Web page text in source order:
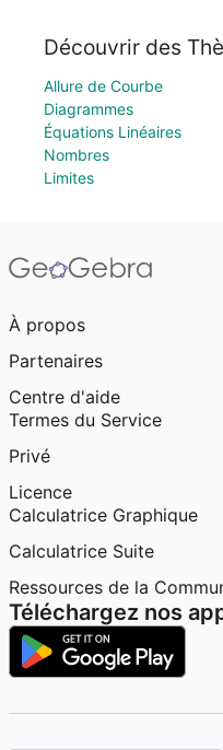
Découvrir des
Allure de Courbe
Diagrammes
Équations Linéaires
Nombres
Limites
À propos
Partenaires
Centre d'aide
Termes du Service
Privé
Licence
Calculatrice Graphique
Calculatrice Suite
Ressources de la
Téléchargez nos